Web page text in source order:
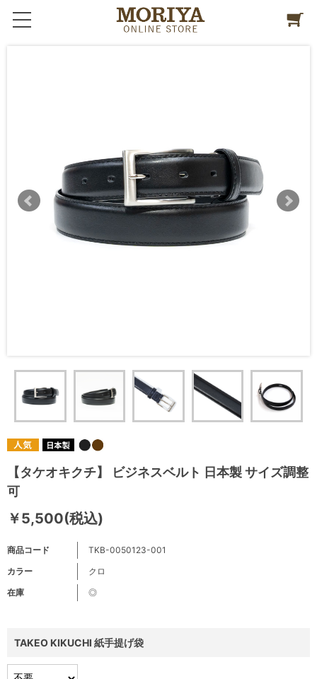
【タケオキクチ】 ビジネスベルト 日本製 サイズ調整
可
￥5,500(税込)
商品コード
TKB-0050123-001
カラー
クロ
在庫
◎
TAKEO KIKUCHI 紙手提げ袋